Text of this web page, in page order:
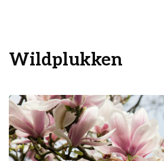
Wildplukken